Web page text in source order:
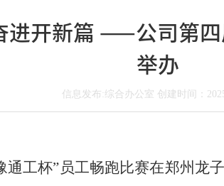
进开新篇 ——公司第
举办
信息发布:综合办公室 创建时间：
通工杯”员工畅跑比赛在郑州 龙